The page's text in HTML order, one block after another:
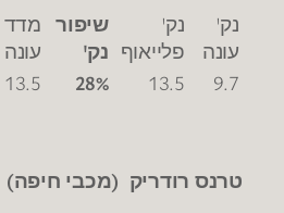
נק'
עונה
נק'
פלייאוף
שיפור
נק'
מדד
עונה
9.7
13.5
28%
13.5
טרנס רודריק (מכבי חיפה)